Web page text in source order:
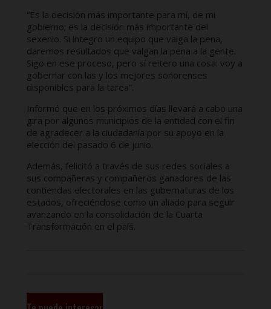
“Es la decisión más importante para mí, de mi
gobierno; es la decisión más importante del
sexenio. Si integro un equipo que valga la pena,
daremos resultados que valgan la pena a la gente.
Sigo en ese proceso, pero sí reitero una cosa: voy a
gobernar con las y los mejores sonorenses
disponibles para la tarea”.
Informó que en los próximos días llevará a cabo una
gira por algunos municipios de la entidad con el fin
de agradecer a la ciudadanía por su apoyo en la
elección del pasado 6 de junio.
Además, felicitó a través de sus redes sociales a
sus compañeras y compañeros ganadores de las
contiendas electorales en las gubernaturas de los
estados, ofreciéndose como un aliado para seguir
avanzando en la consolidación de la Cuarta
Transformación en el país.